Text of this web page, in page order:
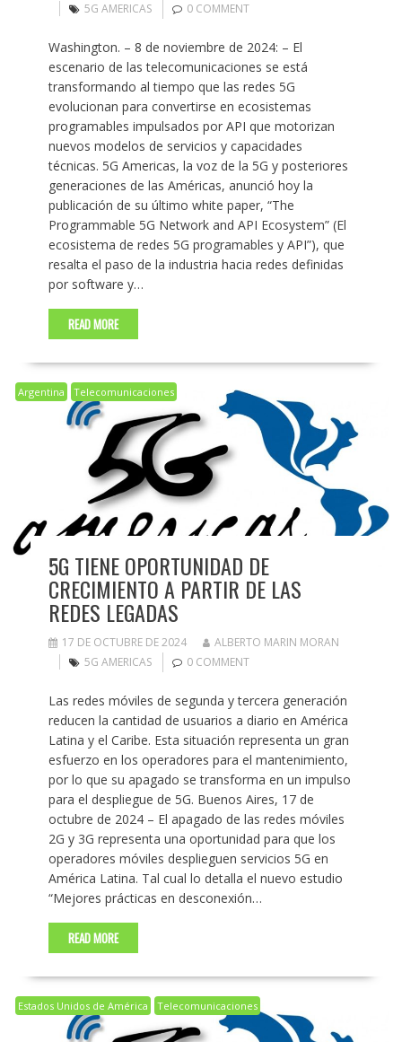
5G AMERICAS
0 COMMENT
Washington. – 8 de noviembre de 2024: – El
escenario de las telecomunicaciones se está
transformando al tiempo que las redes 5G
evolucionan para convertirse en ecosistemas
programables impulsados por API que motorizan
nuevos modelos de servicios y capacidades
técnicas. 5G Americas, la voz de la 5G y posteriores
generaciones de las Américas, anunció hoy la
publicación de su último white paper, “The
Programmable 5G Network and API Ecosystem” (El
ecosistema de redes 5G programables y API”), que
resalta el paso de la industria hacia redes definidas
por software y…
READ MORE
Argentina Telecomunicaciones
5G TIENE OPORTUNIDAD DE
CRECIMIENTO A PARTIR DE LAS
REDES LEGADAS
17 DE OCTUBRE DE 2024
ALBERTO MARIN MORAN
5G AMERICAS
0 COMMENT
Las redes móviles de segunda y tercera generación
reducen la cantidad de usuarios a diario en América
Latina y el Caribe. Esta situación representa un gran
esfuerzo en los operadores para el mantenimiento,
por lo que su apagado se transforma en un impulso
para el despliegue de 5G. Buenos Aires, 17 de
octubre de 2024 – El apagado de las redes móviles
2G y 3G representa una oportunidad para que los
operadores móviles desplieguen servicios 5G en
América Latina. Tal cual lo detalla el nuevo estudio
“Mejores prácticas en desconexión…
READ MORE
Estados Unidos de América Telecomunicaciones